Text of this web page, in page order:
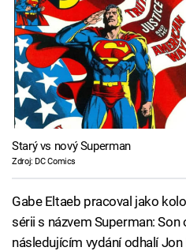
Starý vs nový Superman
Zdroj: DC Comics
Gabe Eltaeb pracoval jako
sérii s názvem Superman: Son
následujícím vydání odhalí